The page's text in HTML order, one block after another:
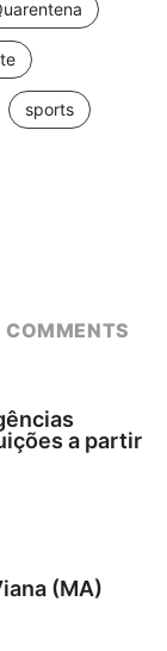
sports
COMMENTS
a partir
(MA)